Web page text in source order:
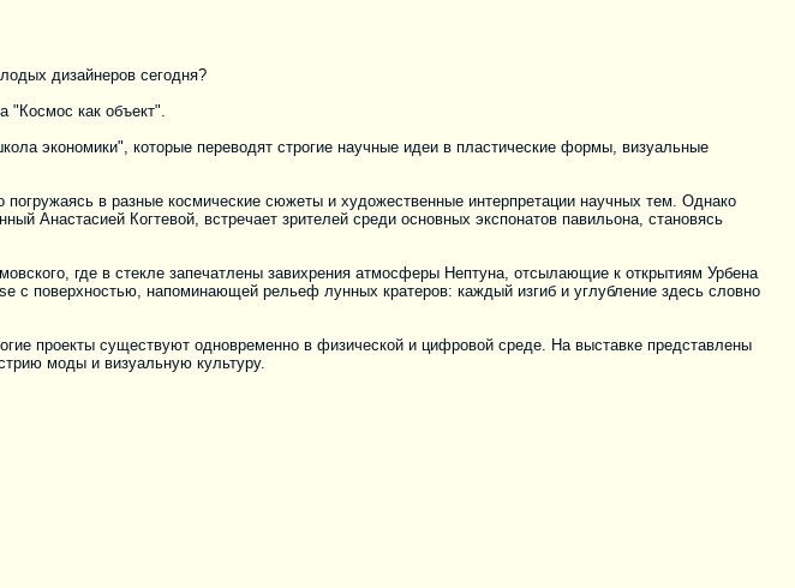
дизайнеров сегодня?
"Космос как объект".
экономики", которые переводят строгие научные идеи в пластические формы, визуальные
в разные космические сюжеты и художественные интерпретации научных тем. Однако
Анастасией Когтевой, встречает зрителей среди основных экспонатов павильона, становясь
где в стекле запечатлены завихрения атмосферы Нептуна, отсылающие к открытиям Урбена
поверхностью, напоминающей рельеф лунных кратеров: каждый изгиб и углубление здесь словно
проекты существуют одновременно в физической и цифровой среде. На выставке представлены
моды и визуальную культуру.